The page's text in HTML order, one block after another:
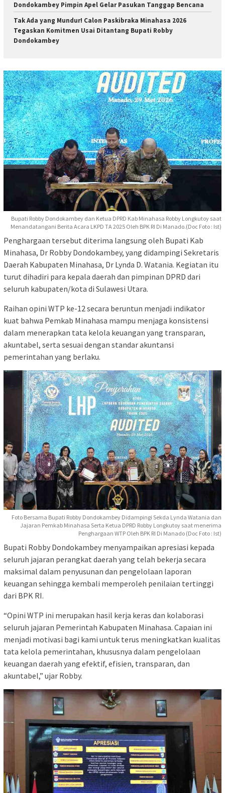
Dondokambey Pimpin Apel Gelar Pasukan Tanggap Bencana
Tak Ada yang Mundur! Calon Paskibraka Minahasa 2026
Tegaskan Komitmen Usai Ditantang Bupati Robby
Dondokambey
Bupati Robby Dondokambey dan Ketua DPRD Kab Minahasa Robby Longkutoy saat
Menandatangani Berita Acara LKPD TA 2025 Oleh BPK RI Di Manado.(Doc Foto : Ist)
Penghargaan tersebut diterima langsung oleh Bupati Kab
Minahasa, Dr Robby Dondokambey, yang didampingi Sekretaris
Daerah Kabupaten Minahasa, Dr Lynda D. Watania. Kegiatan itu
turut dihadiri para kepala daerah dan pimpinan DPRD dari
seluruh kabupaten/kota di Sulawesi Utara.
Raihan opini WTP ke-12 secara beruntun menjadi indikator
kuat bahwa Pemkab Minahasa mampu menjaga konsistensi
dalam menerapkan tata kelola keuangan yang transparan,
akuntabel, serta sesuai dengan standar akuntansi
pemerintahan yang berlaku.
Foto Bersama Bupati Robby Dondokambey Didampingi Sekda Lynda Watania dan
Jajaran Pemkab Minahasa Serta Ketua DPRD Robby Longkutoy saat menerima
Penghargaan WTP Oleh BPK RI Di Manado (Doc Foto : Ist)
Bupati Robby Dondokambey menyampaikan apresiasi kepada
seluruh jajaran perangkat daerah yang telah bekerja secara
maksimal dalam penyusunan dan pengelolaan laporan
keuangan sehingga kembali memperoleh penilaian tertinggi
dari BPK RI.
“Opini WTP ini merupakan hasil kerja keras dan kolaborasi
seluruh jajaran Pemerintah Kabupaten Minahasa. Capaian ini
menjadi motivasi bagi kami untuk terus meningkatkan kualitas
tata kelola pemerintahan, khususnya dalam pengelolaan
keuangan daerah yang efektif, efisien, transparan, dan
akuntabel,” ujar Robby.